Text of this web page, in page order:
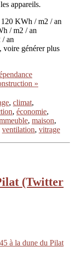
appareils.
120 KWh / m2 / an
/ m2 / an
/ an
voire générer plus
»
, climat,
, économie,
, maison,
ventilation, vitrage
(Twitter
à la dune du Pilat